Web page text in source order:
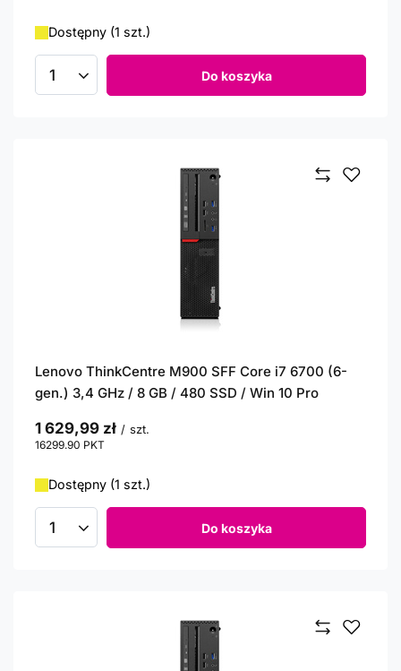
Dostępny (1 szt.)
Ilość produktów Do koszyka
Lenovo ThinkCentre M900 SFF Core i7 6700 (6-
gen.) 3,4 GHz / 8 GB / 480 SSD / Win 10 Pro
1 629,99 zł / szt.
16299.90 PKT
Dostępny (1 szt.)
Ilość produktów Do koszyka